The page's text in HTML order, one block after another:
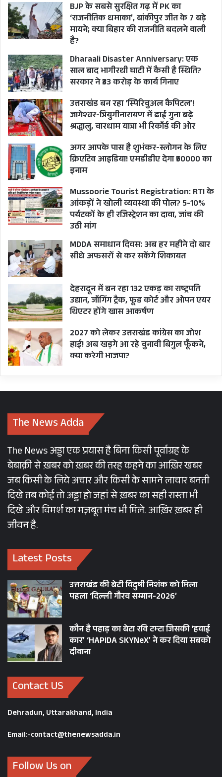
अगले कदम के रूप में एसडीसी फाउंडेशन राज्य में
महिलाओं के स्वास्थ्य के मुद्दों पर इसी तरह के शोध
अध्ययन करके रिपोर्ट बनाने की तैयारी कर रहा है।
CHILD SPECIALIST
EXPERT DOCTORS
HEALTH
SDC FOUNDATION
UTTARAKHAND
BJP के सबसे सुरक्षित गढ़ में PK का
‘राजनीतिक धमाका’, बांकीपुर जीत के 7 बड़े
मायने; क्या बिहार की राजनीति बदलने वाली
है?
Dharaali Disaster Anniversary: एक
साल बाद भागीरथी घाटी में कैसी है स्थिति?
सरकार ने ₹33 करोड़ के कार्य गिनाए
उत्तराखंड बन रहा ‘स्पिरिचुअल कैपिटल’!
जागेश्वर-त्रियुगीनारायण में ढाई गुना बढ़े
श्रद्धालु, चारधाम यात्रा भी रिकॉर्ड की ओर
अगर आपके पास है शुभंकर-स्लोगन के लिए
क्रिएटिव आइडिया! एमडीडीए देगा ₹50000 का
इनाम
Mussoorie Tourist Registration: RTI के
आंकड़ों ने खोली व्यवस्था की पोल? 5-10%
पर्यटकों के ही रजिस्ट्रेशन का दावा, जांच की
उठी मांग
MDDA समाधान दिवस: अब हर महीने दो बार
सीधे अफसरों से कर सकेंगे शिकायत
देहरादून में बन रहा 132 एकड़ का राष्ट्रपति
उद्यान, जॉगिंग ट्रैक, फूड कोर्ट और ओपन एयर
थिएटर होंगे खास आकर्षण
2027 को लेकर उत्तराखंड कांग्रेस का जोश
हाई! अब खड़गे आ रहे चुनावी बिगुल फूँकने,
क्या करेगी भाजपा?
The News Adda
The News अड्डा एक प्रयास है बिना किसी पूर्वाग्रह के
बेबाक़ी से ख़बर को ख़बर की तरह कहने का आख़िर खबर
जब किसी के लिये अचार और किसी के सामने लाचार बनती
दिखे तब कोई तो अड्डा हो जहां से ख़बर का सही रास्ता भी
दिखे और विमर्श का मज़बूत मंच भी मिले. आख़िर ख़बर ही
जीवन है.
Latest Posts
उत्तराखंड की बेटी विदुषी निशंक को मिला
पहला ‘दिल्ली गौरव सम्मान-2026’
कौन है पहाड़ का बेटा रवि टम्टा जिसकी ‘हवाई
कार’ ‘HAPIDA SKYNeX’ ने कर दिया सबको
दीवाना
Contact US
Dehradun, Uttarakhand, India
Email:-contact@thenewsadda.in
Follow Us on